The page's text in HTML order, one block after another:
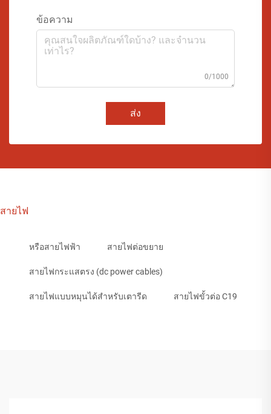
ข้อความ
0/1000
ส่ง
สายไฟ
หรือสายไฟฟ้า สายไฟต่อขยาย
สายไฟกระแสตรง (dc power cables)
สายไฟแบบหมุนได้สำหรับเตารีด สายไฟขั้วต่อ C19